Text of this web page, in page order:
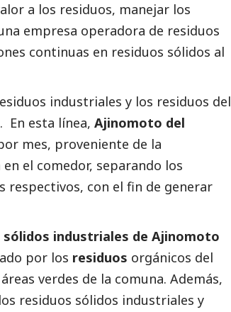
a los residuos, manejar los
empresa operadora de residuos
continuas en residuos sólidos al
industriales y los residuos del
En esta línea, Ajinomoto del
mes, proveniente de la
el comedor, separando los
respectivos, con el fin de generar
sólidos industriales de Ajinomoto
por los residuos orgánicos del
verdes de la comuna. Además,
residuos sólidos industriales y